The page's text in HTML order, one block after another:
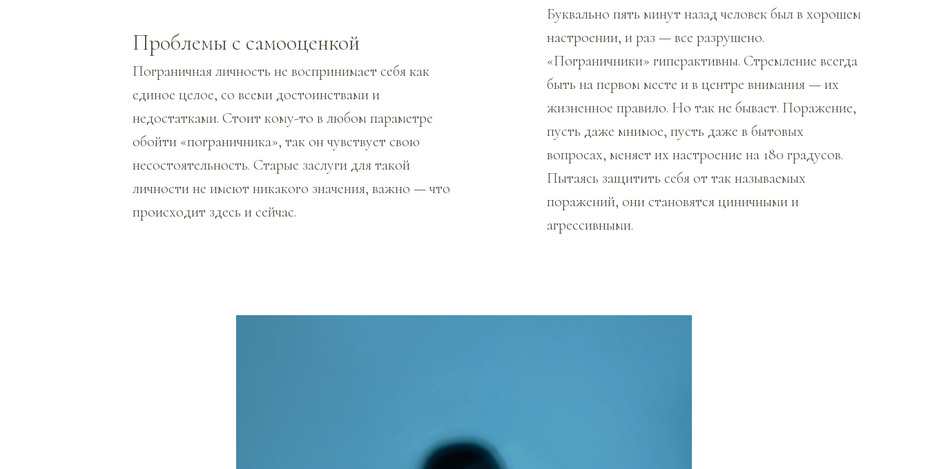
Проблемы с самооценкой
Пограничная личность не воспринимает себя как
единое целое, со всеми достоинствами и
недостатками. Стоит кому-то в любом параметре
обойти «пограничника», так он чувствует свою
несостоятельность. Старые заслуги для такой
личности не имеют никакого значения, важно — что
происходит здесь и сейчас.
Буквально пять минут назад человек был в хорошем
настроении, и раз — все разрушено.
«Пограничники» гиперактивны. Стремление всегда
быть на первом месте и в центре внимания — их
жизненное правило. Но так не бывает. Поражение,
пусть даже мнимое, пусть даже в бытовых
вопросах, меняет их настроение на 180 градусов.
Пытаясь защитить себя от так называемых
поражений, они становятся циничными и
агрессивными.